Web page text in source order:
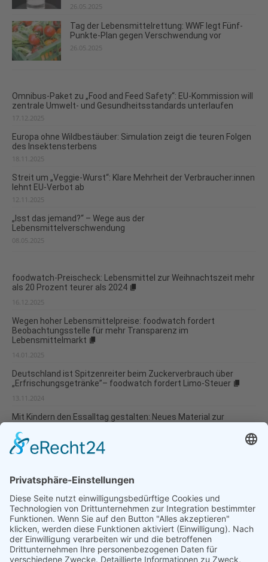
26.05.2025
Tag der Lebensmittelrettung: WWF legt Fünf-
Punkte-Plan gegen Verschwendung vor
26.05.2025
Omnibus-Paket zu „Food and Feed Safety“: EU-Kommission will
zentrale Umwelt- und Gesundheitsstandards unterlaufen
17.12.2025
Europa ohne Wildbestäuber: Simulation zeigt die teuren Folgen
des Insektensterbens
18.11.2025
Streit um „Veggie-Wurst“: Klare Mehrheit der Verbraucher:innen
lehnt EU-Verbot ab
12.11.2025
„Isst das jemand?“ – Wege aus der
Lebensmittelverschwendung
08.05.2025
foodwatch-Preischeck: Lebensmittel zur Weihnachtszeit mehr
als 20 Prozent teurer als 2024
16.12.2025
Wegen hoher Lebensmittelpreise: foodwatch fordert
Beobachtungsstelle für mehr Transparenz im
Lebensmittelmarkt
14.01.2025
Deutschland ist Spitzenreiter beim Zuckerverbrauch über
„Erfrischungsgetränke”– foodwatch fordert Limo-Steuer
13.11.2024
Mit Kindern den Essalltag gestalten: Neues Material zur
23.10.2024